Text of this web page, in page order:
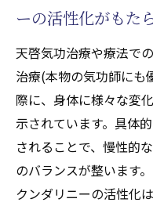
ーの活性化がもた
天啓気功治療や療法で
治療(本物の気功師にも
際に、身体に様々な変
示されています。具体
されることで、慢性的
のバランスが整います
クンダリニーの活性化